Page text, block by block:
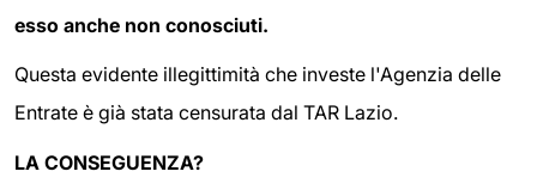
esso anche non conosciuti.
Questa evidente illegittimità che investe l'Agenzia delle
Entrate è già stata censurata dal TAR Lazio.
LA CONSEGUENZA?